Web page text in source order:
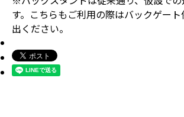
す。こちらもご利用の際はバックゲー
出ください。